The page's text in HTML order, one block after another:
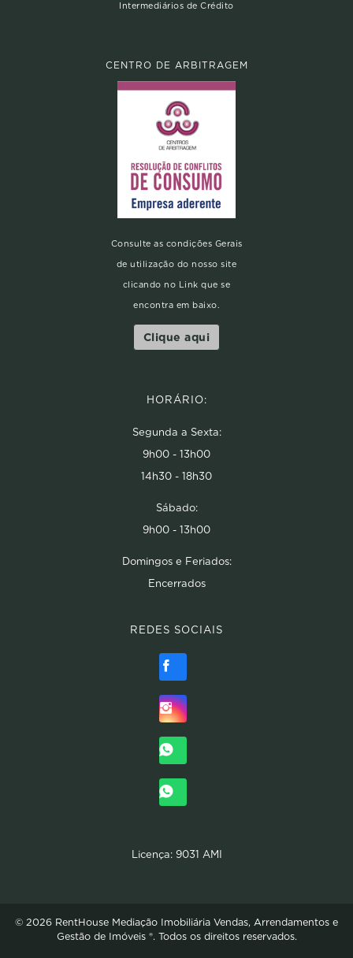
Intermediários de Crédito
CENTRO DE ARBITRAGEM
Consulte as condições Gerais
de utilização do nosso site
clicando no Link que se
encontra em baixo.
Clique aqui
HORÁRIO:
Segunda a Sexta:
9h00 - 13h00
14h30 - 18h30
Sábado:
9h00 - 13h00
Domingos e Feriados:
Encerrados
REDES SOCIAIS
Licença: 9031 AMI
© 2026 RentHouse Mediação Imobiliária Vendas, Arrendamentos e
Gestão de Imóveis ®. Todos os direitos reservados.